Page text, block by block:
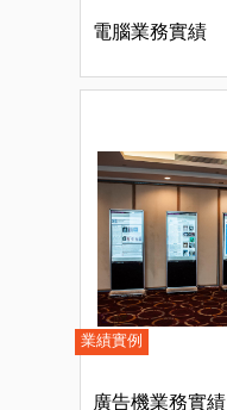
電腦業務實績
業績實例
廣告機業務實績